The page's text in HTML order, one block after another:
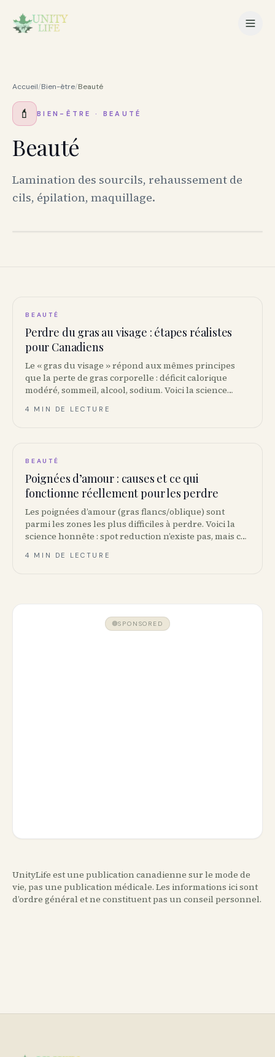
Accueil/Bien-être/Beauté
💄 BIEN-ÊTRE · BEAUTÉ
Beauté
Lamination des sourcils, rehaussement de
cils, épilation, maquillage.
BEAUTÉ
Perdre du gras au visage : étapes réalistes
pour Canadiens
Le « gras du visage » répond aux mêmes principes
que la perte de gras corporelle : déficit calorique
modéré, sommeil, alcool, sodium. Voici la science
4 MIN DE LECTURE
BEAUTÉ
Poignées d’amour : causes et ce qui
fonctionne réellement pour les perdre
Les poignées d’amour (gras flancs/oblique) sont
parmi les zones les plus difficiles à perdre. Voici la
science honnête : spot reduction n’existe pas, mais ces
4 MIN DE LECTURE
SPONSORED
UnityLife est une publication canadienne sur le mode de
vie, pas une publication médicale. Les informations ici sont
d’ordre général et ne constituent pas un conseil personnel.